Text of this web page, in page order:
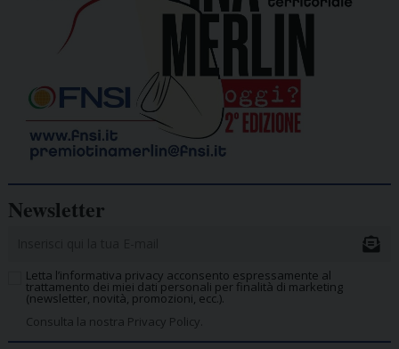
Newsletter
Letta l’informativa privacy acconsento espressamente al
trattamento dei miei dati personali per finalità di marketing
(newsletter, novità, promozioni, ecc.).
Consulta la nostra Privacy Policy.